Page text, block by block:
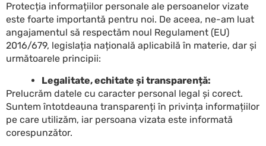
Protecția informațiilor personale ale persoanelor vizate
este foarte importantă pentru noi. De aceea, ne-am luat
angajamentul să respectăm noul Regulament (EU)
2016/679, legislația națională aplicabilă în materie, dar și
următoarele principii:
Legalitate, echitate și transparență:
Prelucrăm datele cu caracter personal legal și corect.
Suntem întotdeauna transparenți în privința informațiilor
pe care utilizăm, iar persoana vizata este informată
corespunzător.